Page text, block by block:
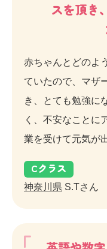
スを頂き
赤ちゃんとどのよ
ていたので、マザ
き、とても勉強に
く、不安なことに
業を受けて元気が
Cクラス
神奈川県 S.Tさん